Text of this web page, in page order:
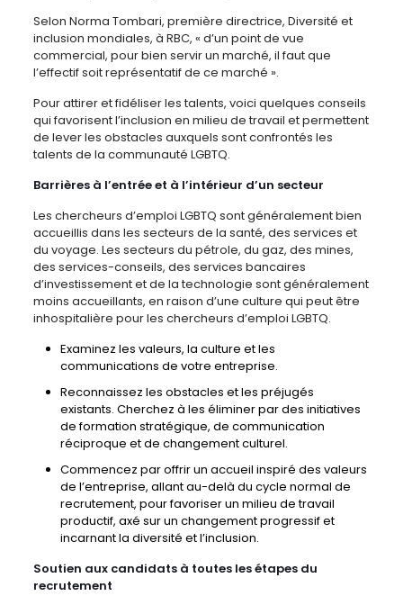
Selon Norma Tombari, première directrice, Diversité et
inclusion mondiales, à RBC, « d’un point de vue
commercial, pour bien servir un marché, il faut que
l’effectif soit représentatif de ce marché ».
Pour attirer et fidéliser les talents, voici quelques conseils
qui favorisent l’inclusion en milieu de travail et permettent
de lever les obstacles auxquels sont confrontés les
talents de la communauté LGBTQ.
Barrières à l’entrée et à l’intérieur d’un secteur
Les chercheurs d’emploi LGBTQ sont généralement bien
accueillis dans les secteurs de la santé, des services et
du voyage. Les secteurs du pétrole, du gaz, des mines,
des services-conseils, des services bancaires
d’investissement et de la technologie sont généralement
moins accueillants, en raison d’une culture qui peut être
inhospitalière pour les chercheurs d’emploi LGBTQ.
Examinez les valeurs, la culture et les
communications de votre entreprise.
Reconnaissez les obstacles et les préjugés
existants. Cherchez à les éliminer par des initiatives
de formation stratégique, de communication
réciproque et de changement culturel.
Commencez par offrir un accueil inspiré des valeurs
de l’entreprise, allant au-delà du cycle normal de
recrutement, pour favoriser un milieu de travail
productif, axé sur un changement progressif et
incarnant la diversité et l’inclusion.
Soutien aux candidats à toutes les étapes du
recrutement